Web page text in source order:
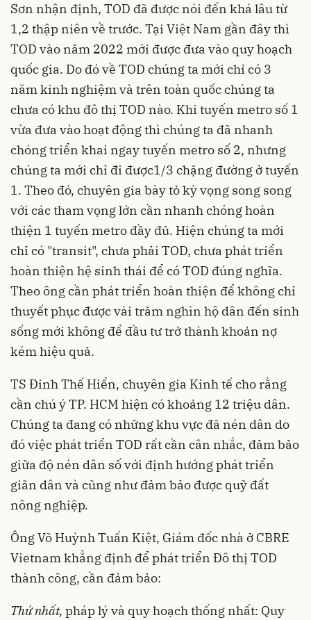
Sơn nhận định, TOD đã được nói đến khá lâu từ
1,2 thập niên về trước. Tại Việt Nam gần đây thì
TOD vào năm 2022 mới được đưa vào quy hoạch
quốc gia. Do đó về TOD chúng ta mới chỉ có 3
năm kinh nghiệm và trên toàn quốc chúng ta
chưa có khu đô thị TOD nào. Khi tuyến metro số 1
vừa đưa vào hoạt động thì chúng ta đã nhanh
chóng triển khai ngay tuyến metro số 2, nhưng
chúng ta mới chỉ đi được1/3 chặng đường ở tuyến
1. Theo đó, chuyên gia bày tỏ kỳ vọng song song
với các tham vọng lớn cần nhanh chóng hoàn
thiện 1 tuyến metro đầy đủ. Hiện chúng ta mới
chỉ có "transit", chưa phải TOD, chưa phát triển
hoàn thiện hệ sinh thái để có TOD đúng nghĩa.
Theo ông cần phát triển hoàn thiện để không chỉ
thuyết phục được vài trăm nghìn hộ dân đến sinh
sống mới không để đầu tư trở thành khoản nợ
kém hiệu quả.
TS Đinh Thế Hiển, chuyên gia Kinh tế cho rằng
cần chú ý TP. HCM hiện có khoảng 12 triệu dân.
Chúng ta đang có những khu vực đã nén dân do
đó việc phát triển TOD rất cần cân nhắc, đảm bảo
giữa độ nén dân số với định hướng phát triển
giãn dân và cũng như đảm bảo được quỹ đất
nông nghiệp.
Ông Võ Huỳnh Tuấn Kiệt, Giám đốc nhà ở CBRE
Vietnam khẳng định để phát triển Đô thị TOD
thành công, cần đảm bảo:
Thứ nhất, pháp lý và quy hoạch thống nhất: Quy